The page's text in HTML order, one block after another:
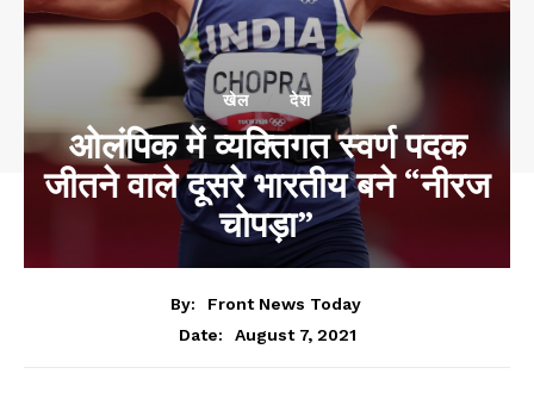
खेल देश
ओलंपिक में व्यक्तिगत स्वर्ण पदक
जीतने वाले दूसरे भारतीय बने “नीरज
चोपड़ा”
By:
Front News Today
Date:
August 7, 2021